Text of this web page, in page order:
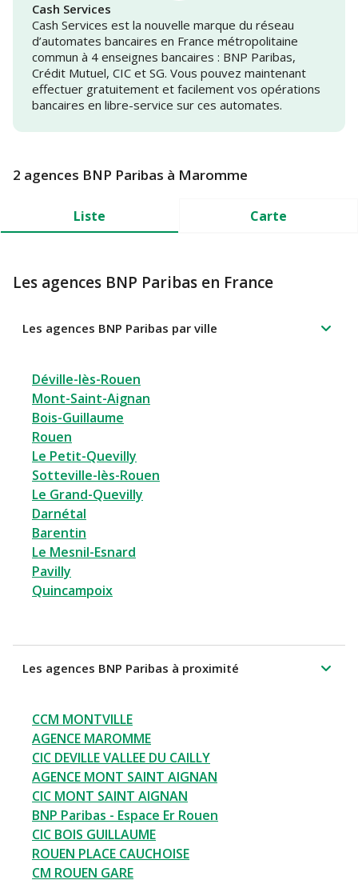
Cash Services
Cash Services est la nouvelle marque du réseau
d’automates bancaires en France métropolitaine
commun à 4 enseignes bancaires : BNP Paribas,
Crédit Mutuel, CIC et SG. Vous pouvez maintenant
effectuer gratuitement et facilement vos opérations
bancaires en libre-service sur ces automates.
2 agences BNP Paribas à Maromme
Liste Carte
Les agences BNP Paribas en France
Les agences BNP Paribas par ville
Déville-lès-Rouen
Mont-Saint-Aignan
Bois-Guillaume
Rouen
Le Petit-Quevilly
Sotteville-lès-Rouen
Le Grand-Quevilly
Darnétal
Barentin
Le Mesnil-Esnard
Pavilly
Quincampoix
Les agences BNP Paribas à proximité
CCM MONTVILLE
AGENCE MAROMME
CIC DEVILLE VALLEE DU CAILLY
AGENCE MONT SAINT AIGNAN
CIC MONT SAINT AIGNAN
BNP Paribas - Espace Er Rouen
CIC BOIS GUILLAUME
ROUEN PLACE CAUCHOISE
CM ROUEN GARE